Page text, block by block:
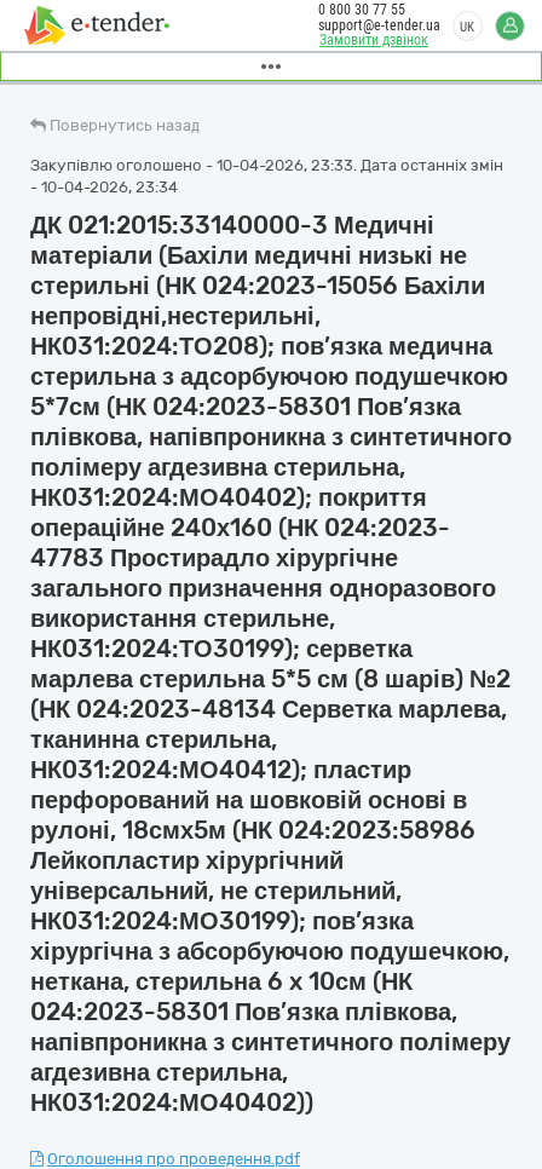
Замовити дзвінок
0 800 30 77 55
support@e-tender.ua
UK
Повернутись назад
Закупівлю оголошено - 10-04-2026, 23:33. Дата останніх змін
- 10-04-2026, 23:34
ДК 021:2015:33140000-3 Медичні
матеріали (Бахіли медичні низькі не
стерильні (НК 024:2023-15056 Бахіли
непровідні,нестерильні,
НК031:2024:ТО208); пов’язка медична
стерильна з адсорбуючою подушечкою
5*7см (НК 024:2023-58301 Пов’язка
плівкова, напівпроникна з синтетичного
полімеру агдезивна стерильна,
НК031:2024:МО40402); покриття
операційне 240х160 (НК 024:2023-
47783 Простирадло хірургічне
загального призначення одноразового
використання стерильне,
НК031:2024:ТО30199); серветка
марлева стерильна 5*5 см (8 шарів) №2
(НК 024:2023-48134 Серветка марлева,
тканинна стерильна,
НК031:2024:МО40412); пластир
перфорований на шовковій основі в
рулоні, 18смх5м (НК 024:2023:58986
Лейкопластир хірургічний
універсальний, не стерильний,
НК031:2024:МО30199); пов’язка
хірургічна з абсорбуючою подушечкою,
неткана, стерильна 6 x 10см (НК
024:2023-58301 Пов’язка плівкова,
напівпроникна з синтетичного полімеру
агдезивна стерильна,
НК031:2024:МО40402))
Оголошення про проведення.pdf